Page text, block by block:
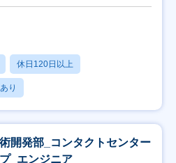
休日120日以上
り
開発部_コンタクトセンター
_エンジニア